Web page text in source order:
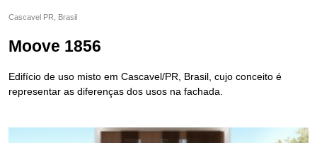
Cascavel PR, Brasil
Moove 1856
Edifício de uso misto em Cascavel/PR, Brasil, cujo conceito é
representar as diferenças dos usos na fachada.